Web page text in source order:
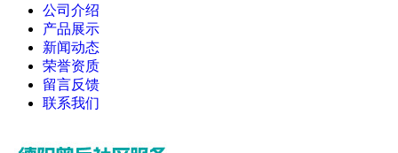
公司介绍
产品展示
新闻动态
荣誉资质
留言反馈
联系我们